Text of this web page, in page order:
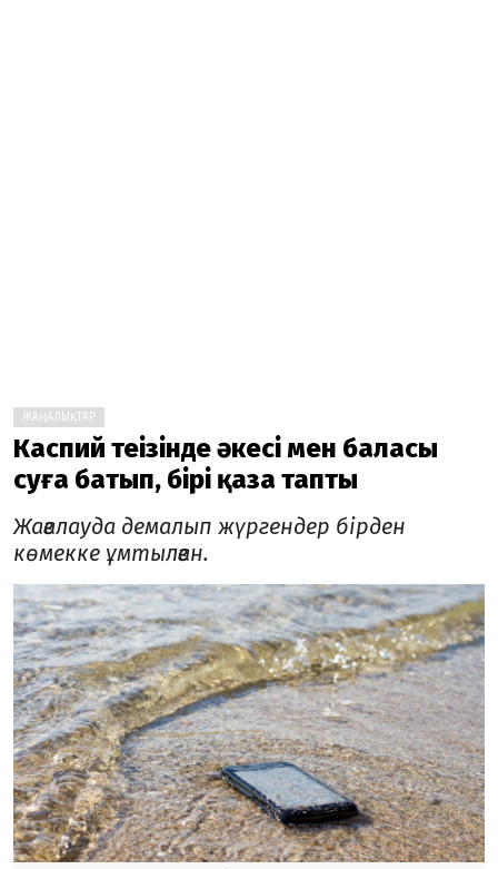
ЖАҢАЛЫҚТАР
Каспий теңізінде әкесі мен баласы
суға батып, бірі қаза тапты
Жағалауда демалып жүргендер бірден
көмекке ұмтылған.